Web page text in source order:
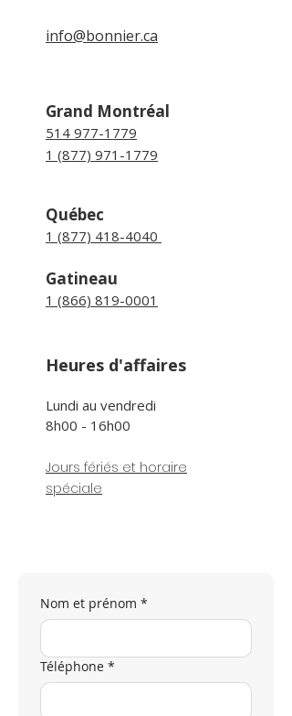
info@bonnier.ca
Grand Montréal
514 977-1779
1 (877) 971-1779
Québec
1 (877) 418-4040
Gatineau
1 (866) 819-0001
Heures d'affaires
Lundi au vendredi
8h00 - 16h00
Jours fériés et horaire
spéciale
Nom et prénom *
Téléphone *